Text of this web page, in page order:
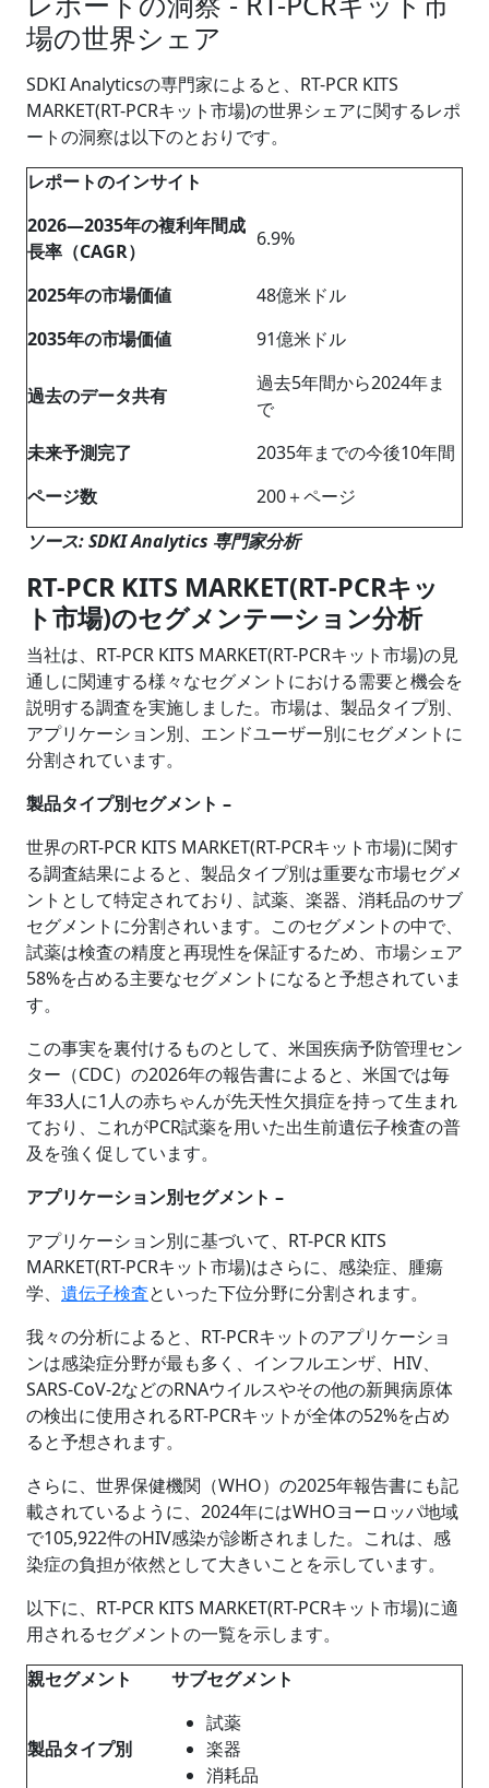
場の世界シェア
SDKI Analyticsの専門家によると、RT-PCR KITS
MARKET(RT-PCRキット市場)の世界シェアに関するレポ
ートの洞察は以下のとおりです。
レポートのインサイト
2026―2035年の複利年間成
長率（CAGR）
6.9%
2025年の市場価値
48億米ドル
2035年の市場価値
91億米ドル
過去のデータ共有
過去5年間から2024年ま
で
未来予測完了
2035年までの今後10年間
ページ数
200＋ページ
ソース: SDKI Analytics 専門家分析
RT-PCR KITS MARKET(RT-PCRキッ
ト市場)のセグメンテーション分析
当社は、RT-PCR KITS MARKET(RT-PCRキット市場)の見
通しに関連する様々なセグメントにおける需要と機会を
説明する調査を実施しました。市場は、製品タイプ別、
アプリケーション別、エンドユーザー別にセグメントに
分割されています。
製品タイプ別セグメント –
世界のRT-PCR KITS MARKET(RT-PCRキット市場)に関す
る調査結果によると、製品タイプ別は重要な市場セグメ
ントとして特定されており、試薬、楽器、消耗品のサブ
セグメントに分割されいます。このセグメントの中で、
試薬は検査の精度と再現性を保証するため、市場シェア
58%を占める主要なセグメントになると予想されていま
す。
この事実を裏付けるものとして、米国疾病予防管理セン
ター（CDC）の2026年の報告書によると、米国では毎
年33人に1人の赤ちゃんが先天性欠損症を持って生まれ
ており、これがPCR試薬を用いた出生前遺伝子検査の普
及を強く促しています。
アプリケーション別セグメント –
アプリケーション別に基づいて、RT-PCR KITS
MARKET(RT-PCRキット市場)はさらに、感染症、腫瘍
学、 遺伝子検査といった下位分野に分割されます。
我々の分析によると、RT-PCRキットのアプリケーショ
ンは感染症分野が最も多く、インフルエンザ、HIV、
SARS-CoV-2などのRNAウイルスやその他の新興病原体
の検出に使用されるRT-PCRキットが全体の52%を占め
ると予想されます。
さらに、世界保健機関（WHO）の2025年報告書にも記
載されているように、2024年にはWHOヨーロッパ地域
で105,922件のHIV感染が診断されました。これは、感
染症の負担が依然として大きいことを示しています。
以下に、RT-PCR KITS MARKET(RT-PCRキット市場)に適
用されるセグメントの一覧を示します。
親セグメント
サブセグメント
製品タイプ別
試薬
楽器
消耗品